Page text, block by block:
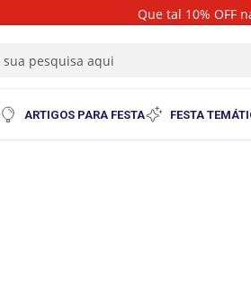
Que tal 10% OFF
ARTIGOS PARA FESTA FESTA